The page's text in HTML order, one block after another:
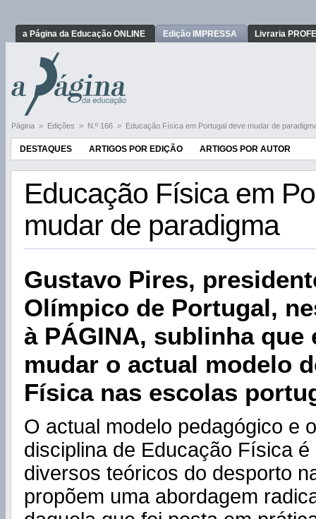
a Página da Educação ONLINE Edição IMPRESSA Livraria
Página > Edições > N.º 166 > Educação Física em Portugal deve mudar de
DESTAQUES ARTIGOS POR EDIÇÃO ARTIGOS POR AUTOR
Educação Física em
mudar de paradigma
Gustavo Pires,
Olímpico de Portugal,
à PÁGINA, sublinha que
mudar o actual modelo
Física nas escolas
O actual modelo pedagógico e
disciplina de Educação Física
diversos teóricos do desporto
propõem uma abordagem